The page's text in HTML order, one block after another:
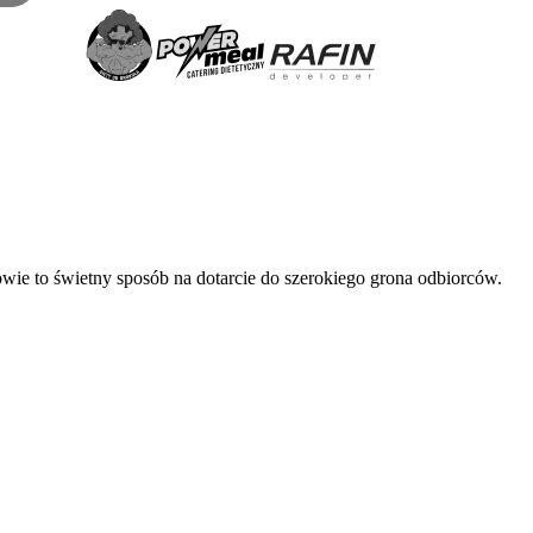
to świetny sposób na dotarcie do szerokiego grona odbiorców.